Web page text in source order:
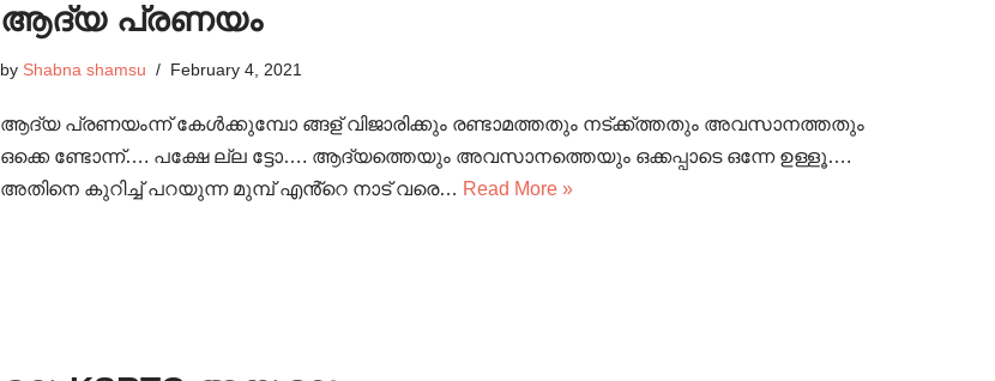
ആദ്യ പ്രണയം
by Shabna shamsu February 4, 2021
ആദ്യ പ്രണയംന്ന് കേൾക്കുമ്പോ ങ്ങള് വിജാരിക്കും രണ്ടാമത്തതും നട്ക്ക്ത്തതും അവസാനത്തതും
ഒക്കെ ണ്ടോന്ന്…. പക്ഷേ ല്ല ട്ടോ…. ആദ്യത്തെയും അവസാനത്തെയും ഒക്കപ്പാടെ ഒന്നേ ഉള്ളൂ….
അതിനെ കുറിച്ച് പറയുന്ന മുമ്പ് എൻ്റെ നാട് വരെ… Read More »